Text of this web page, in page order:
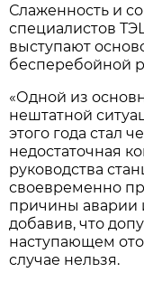
Слаженность и
специалистов
выступают
бесперебойной
«Одной из
нештатной
этого года стал
недостаточная
руководства
своевременно
причины аварии
добавив, что
наступающем
случае нельзя.